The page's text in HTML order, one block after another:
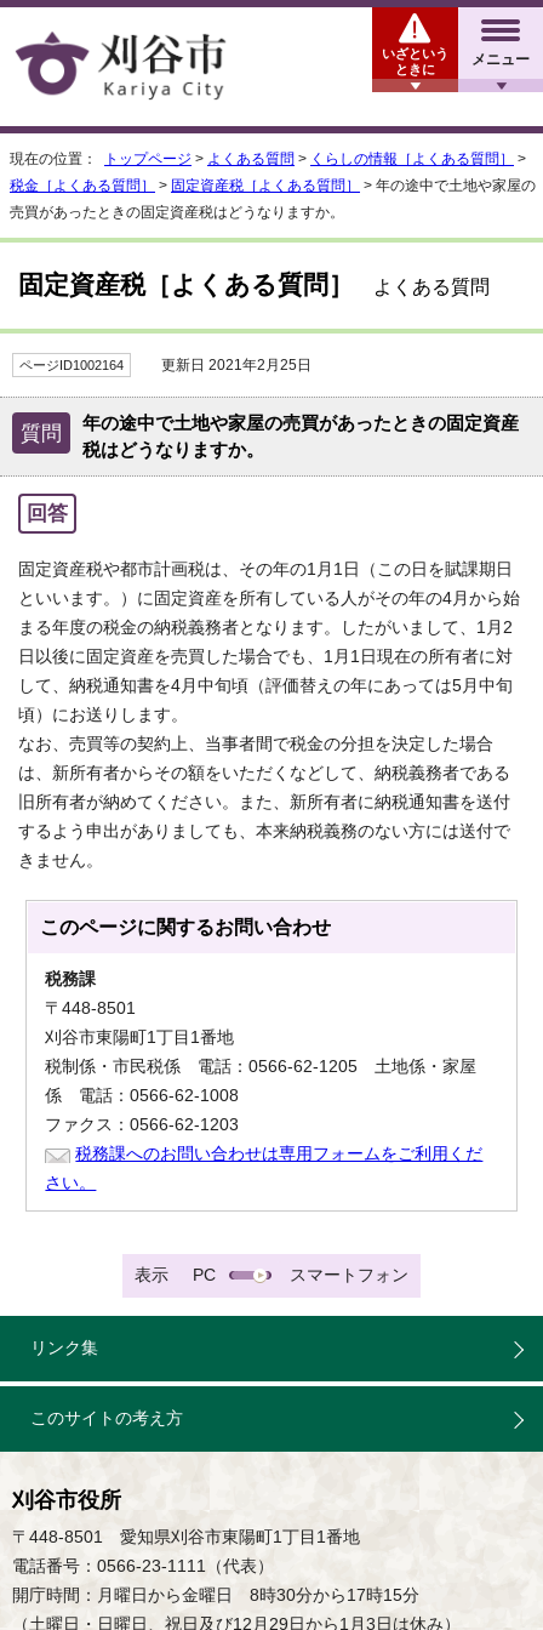
メニュー
いざという
ときに
現在の位置： トップページ > よくある質問 > くらしの情報［よくある質問］
>
税金［よくある質問］
> 固定資産税［よくある質問］
> 年の途中で土地や家屋の
売買があったときの固定資産税はどうなりますか。
固定資産税［よくある質問］ よくある質問
ページID1002164 更新日 2021年2月25日
質問
年の途中で土地や家屋の売買があったときの固定資産
税はどうなりますか。
回答
固定資産税や都市計画税は、その年の1月1日（この日を賦課期日
といいます。）に固定資産を所有している人がその年の4月から始
まる年度の税金の納税義務者となります。したがいまして、1月2
日以後に固定資産を売買した場合でも、1月1日現在の所有者に対
して、納税通知書を4月中旬頃（評価替えの年にあっては5月中旬
頃）にお送りします。
なお、売買等の契約上、当事者間で税金の分担を決定した場合
は、新所有者からその額をいただくなどして、納税義務者である
旧所有者が納めてください。また、新所有者に納税通知書を送付
するよう申出がありましても、本来納税義務のない方には送付で
きません。
このページに関するお問い合わせ
税務課
〒448-8501
刈谷市東陽町1丁目1番地
税制係・市民税係 電話：0566-62-1205 土地係・家屋
係 電話：0566-62-1008
ファクス：0566-62-1203
税務課へのお問い合わせは専用フォームをご利用くだ
さい。
表示 PC スマートフォン
リンク集
このサイトの考え方
刈谷市役所
〒448-8501 愛知県刈谷市東陽町1丁目1番地
電話番号：0566-23-1111（代表）
開庁時間：月曜日から金曜日 8時30分から17時15分
（土曜日・日曜日、祝日及び12月29日から1月3日は休み）